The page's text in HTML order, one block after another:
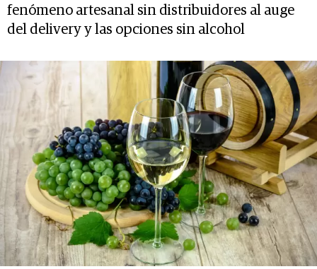
fenómeno artesanal sin distribuidores al auge
del delivery y las opciones sin alcohol